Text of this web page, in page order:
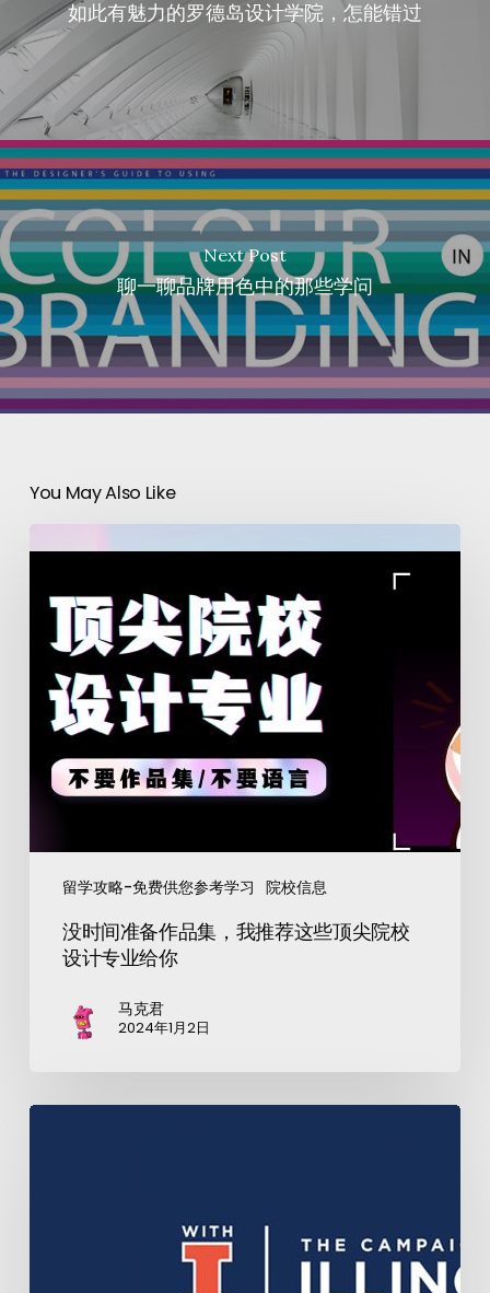
如此有魅力的罗德岛设计学院，怎能错过
Next Post
聊一聊品牌用色中的那些学问
You May Also Like
留学攻略-免费供您参考学习 院校信息
没时间准备作品集，我推荐这些顶尖院校
设计专业给你
马克君
2024年1月2日